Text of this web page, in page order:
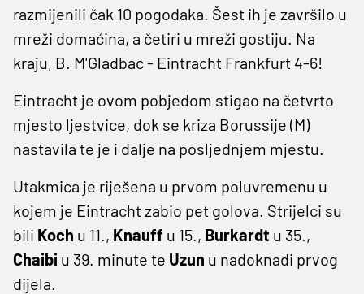
razmijenili čak 10 pogodaka. Šest ih je završilo u
mreži domaćina, a četiri u mreži gostiju. Na
kraju, B. M'Gladbac - Eintracht Frankfurt 4-6!
Eintracht je ovom pobjedom stigao na četvrto
mjesto ljestvice, dok se kriza Borussije (M)
nastavila te je i dalje na posljednjem mjestu.
Utakmica je riješena u prvom poluvremenu u
kojem je Eintracht zabio pet golova. Strijelci su
bili Koch u 11., Knauff u 15., Burkardt u 35.,
Chaibi u 39. minute te Uzun u nadoknadi prvog
dijela.